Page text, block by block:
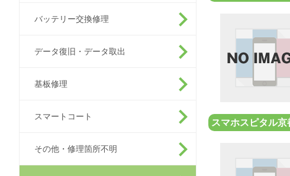
バッテリー交換修理
データ復旧・データ取出
基板修理
スマートコート
その他・修理箇所不明
スマホスピタル京